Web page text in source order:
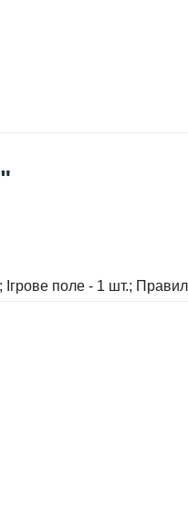
Ігрове поле - 1 шт.;